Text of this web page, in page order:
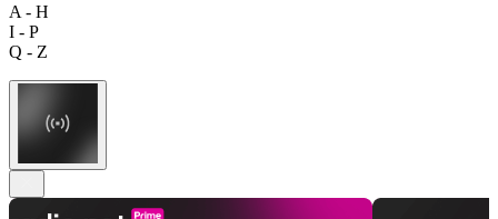
A - H
I - P
Q - Z